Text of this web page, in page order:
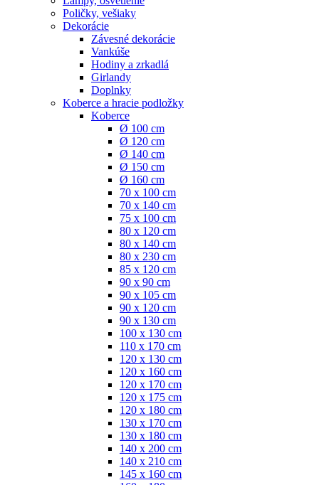
Poličky, vešiaky
Dekorácie
Závesné dekorácie
Vankúše
Hodiny a zrkadlá
Girlandy
Doplnky
Koberce a hracie podložky
Koberce
Ø 100 cm
Ø 120 cm
Ø 140 cm
Ø 150 cm
Ø 160 cm
70 x 100 cm
70 x 140 cm
75 x 100 cm
80 x 120 cm
80 x 140 cm
80 x 230 cm
85 x 120 cm
90 x 90 cm
90 x 105 cm
90 x 120 cm
90 x 130 cm
100 x 130 cm
110 x 170 cm
120 x 130 cm
120 x 160 cm
120 x 170 cm
120 x 175 cm
120 x 180 cm
130 x 170 cm
130 x 180 cm
140 x 200 cm
140 x 210 cm
145 x 160 cm